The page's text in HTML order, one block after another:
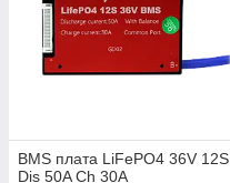
BMS плата LiFePO4 36V 12S
Dis 50A Ch 30A